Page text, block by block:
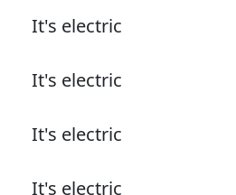
It's electric
It's electric
It's electric
It's electric